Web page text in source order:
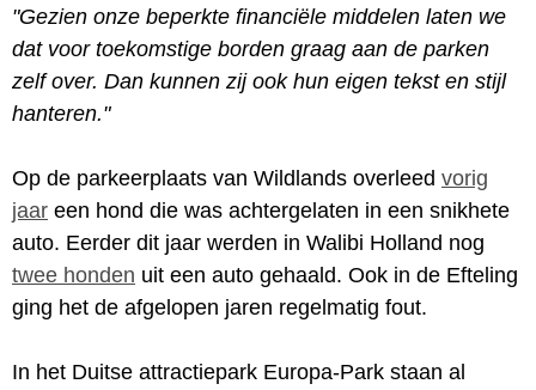
"Gezien onze beperkte financiële middelen laten we
dat voor toekomstige borden graag aan de parken
zelf over. Dan kunnen zij ook hun eigen tekst en stijl
hanteren."
Op de parkeerplaats van Wildlands overleed vorig
jaar een hond die was achtergelaten in een snikhete
auto. Eerder dit jaar werden in Walibi Holland nog
twee honden uit een auto gehaald. Ook in de Efteling
ging het de afgelopen jaren regelmatig fout.
In het Duitse attractiepark Europa-Park staan al